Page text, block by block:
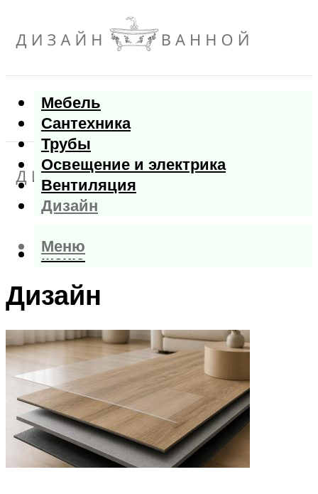
Мебель
Сантехника
Трубы
Освещение и электрика
Вентиляция
Дизайн
Меню
Меню
Дизайн